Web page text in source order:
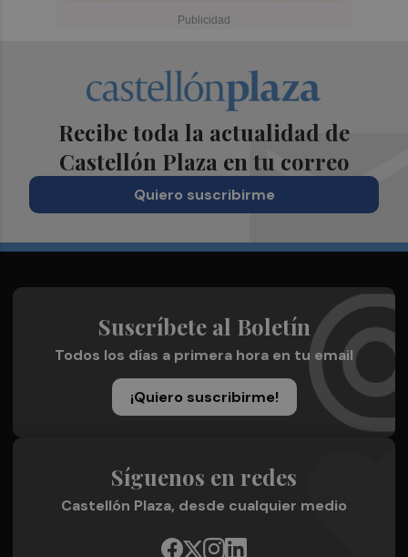
Recibe toda la actualidad de
Castellón Plaza en tu correo
Quiero suscribirme
Suscríbete al Boletín
Todos los días a primera hora en tu email
¡Quiero suscribirme!
Síguenos en redes
Castellón Plaza, desde cualquier medio